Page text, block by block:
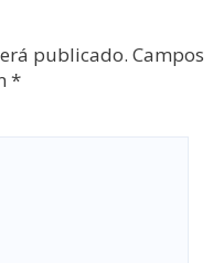
publicado. Campos
*